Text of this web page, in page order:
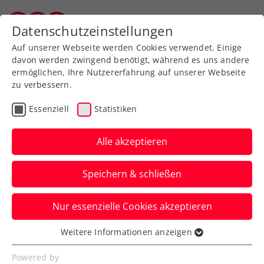
Zurück zur Newsübersicht
Rollstuhltennis
Senioren
ITF Santa Margherita di
Pula: Beeindruckende
Grabher-Generalprobe
Datenschutzeinstellungen
Auf unserer Webseite werden Cookies verwendet. Einige
davon werden zwingend benötigt, während es uns andere
ermöglichen, Ihre Nutzererfahrung auf unserer Webseite
zu verbessern.
Essenziell Statistiken
Alle akzeptieren
Speichern & schließen
Nur essenzielle Cookies akzeptieren
Essenziell
Essenzielle Cookies werden für grundlegende
Weitere Informationen anzeigen
Powered by